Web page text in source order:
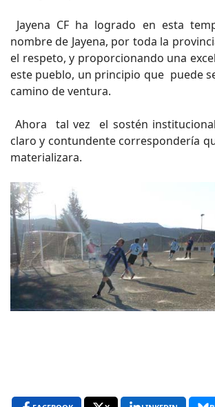
Jayena CF ha logrado en esta
nombre de Jayena, por toda la
el respeto, y proporcionando una
este pueblo, un principio que puede
camino de ventura.
Ahora tal vez el sostén
claro y contundente correspondería
materializara.